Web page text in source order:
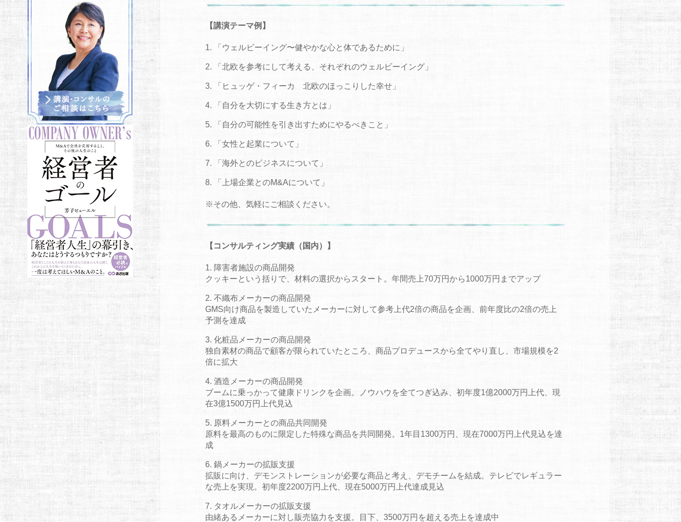
【講演テーマ例】
「ウェルビーイング〜健やかな心と体であるために」
「北欧を参考にして考える、それぞれのウェルビーイング」
「ヒュッゲ・フィーカ 北欧のほっこりした幸せ」
「自分を大切にする生き方とは」
「自分の可能性を引き出すためにやるべきこと」
「女性と起業について」
「海外とのビジネスについて」
「上場企業とのM&Aについて」
※その他、気軽にご相談ください。
【コンサルティング実績（国内）】
障害者施設の商品開発
クッキーという括りで、材料の選択からスタート。年間売上70万円から1000万円までアップ
不織布メーカーの商品開発
GMS向け商品を製造していたメーカーに対して参考上代2倍の商品を企画、前年度比の2倍の売上
予測を達成
化粧品メーカーの商品開発
独自素材の商品で顧客が限られていたところ、商品プロデュースから全てやり直し、市場規模を2
倍に拡大
酒造メーカーの商品開発
ブームに乗っかって健康ドリンクを企画。ノウハウを全てつぎ込み、初年度1億2000万円上代、現
在3億1500万円上代見込
原料メーカーとの商品共同開発
原料を最高のものに限定した特殊な商品を共同開発。1年目1300万円、現在7000万円上代見込を達
成
鍋メーカーの拡販支援
拡販に向け、デモンストレーションが必要な商品と考え、デモチームを結成。テレビでレギュラー
な売上を実現。初年度2200万円上代、現在5000万円上代達成見込
タオルメーカーの拡販支援
由緒あるメーカーに対し販売協力を支援。目下、3500万円を超える売上を達成中